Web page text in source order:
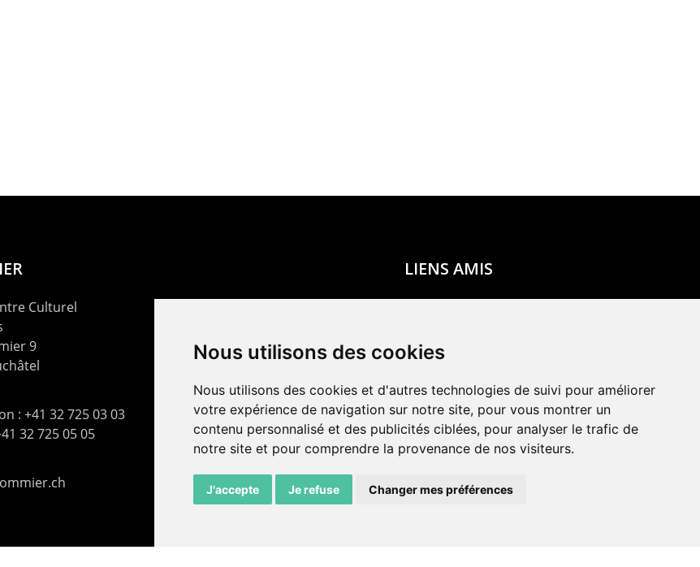
Nous utilisons des cookies
Nous utilisons des cookies et d'autres technologies de suivi pour améliorer
votre expérience de navigation sur notre site, pour vous montrer un
contenu personnalisé et des publicités ciblées, pour analyser le trafic de
notre site et pour comprendre la provenance de nos visiteurs.
J'accepte Je refuse Changer mes préférences
Culturel
9
: +41 32 725 03 03
32 725 05 05
LIENS AMIS